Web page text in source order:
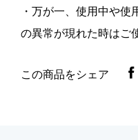
・万が一、使用中や
の異常が現れた時はご
この商品をシェア